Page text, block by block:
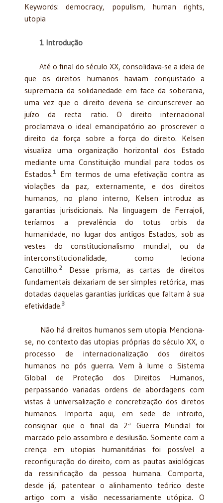
Keywords: democracy, populism, human rights,
utopia
1 Introdução
Até o final do século XX, consolidava-se a ideia de
que os direitos humanos haviam conquistado a
supremacia da solidariedade em face da soberania,
uma vez que o direito deveria se circunscrever ao
juízo da recta ratio. O direito internacional
proclamava o ideal emancipatório ao proscrever o
direito da força sobre a força do direito. Kelsen
visualiza uma organização horizontal dos Estado
mediante uma Constituição mundial para todos os
Estados.1Em termos de uma efetivação contra as
violações da paz, externamente, e dos direitos
humanos, no plano interno, Kelsen introduz as
garantias jurisdicionais. Na linguagem de Ferrajoli,
teríamos a prevalência do totus orbis da
humanidade, no lugar dos antigos Estados, sob as
vestes do constitucionalismo mundial, ou da
interconstitucionalidade, como leciona
Canotilho.2
Desse prisma, as cartas de direitos
fundamentais deixariam de ser simples retórica, mas
dotadas daquelas garantias jurídicas que faltam à sua
efetividade.3
Não há direitos humanos sem utopia. Menciona-
se, no contexto das utopias próprias do século XX, o
processo de internacionalização dos direitos
humanos no pós guerra. Vem à lume o Sistema
Global de Proteção dos Direitos Humanos,
perpassando variadas ordens de abordagens com
vistas à universalização e concretização dos diretos
humanos. Importa aqui, em sede de introito,
consignar que o final da 2ª Guerra Mundial foi
marcado pelo assombro e desilusão. Somente com a
crença em utopias humanitárias foi possível a
reconfiguração do direito, com as pautas axiológicas
da ressinificação da pessoa humana. Comporta,
desde já, patentear o alinhamento teórico deste
artigo com a visão necessariamente utópica. O